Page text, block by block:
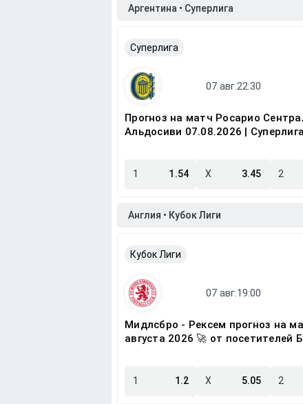
Аргентина • Суперлига
Суперлига
Прогноз на матч Росарио
Альдосиви 07.08.2026 | Суперлига
1 1.54 X 3.45 2
Англия • Кубок Лиги
Кубок Лиги
Мидлсбро - Рексем прогноз на
августа 2026 🚀 от посетителей
1 1.2 X 5.05 2